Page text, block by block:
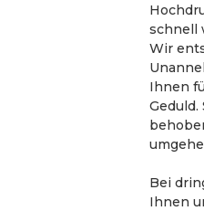
schnell
Wir
Ihnen
Geduld.
Bei
Ihnen